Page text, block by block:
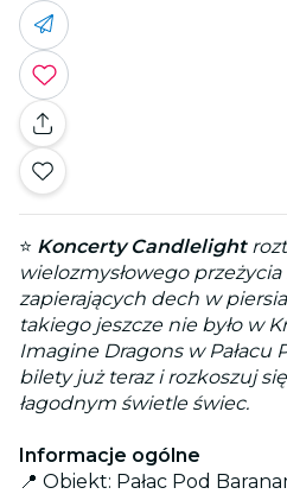
⭐ Koncerty Candlelight
wielozmysłowego
zapierających dech w
takiego jeszcze nie było w
Imagine Dragons w Pałacu
bilety już teraz i rozkoszuj
łagodnym świetle świec.
Informacje ogólne
📍 Obiekt: Pałac Pod